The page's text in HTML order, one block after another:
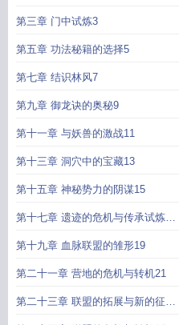
第三章 门中试炼3
第五章 功法秘籍的选择5
第七章 结识林风7
第九章 御龙诀的奥秘9
第十一章 与妖兽的激战11
第十三章 洞穴中的宝藏13
第十五章 神秘势力的阴谋15
第十七章 遗迹的危机与传承试炼
17
第十九章 血脉联盟的雏形19
第二十一章 营地的危机与转机21
第二十三章 联盟的拓展与新的征程